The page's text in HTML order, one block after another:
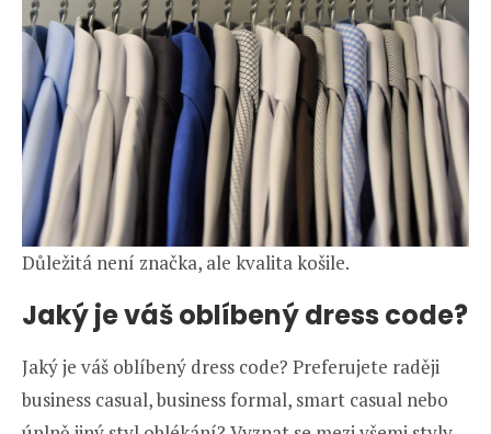
Důležitá není značka, ale kvalita košile.
Jaký je váš oblíbený dress code?
Jaký je váš oblíbený dress code? Preferujete raději
business casual, business formal, smart casual nebo